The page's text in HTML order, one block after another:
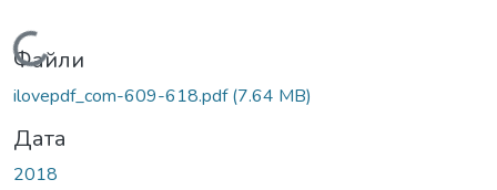
Вантажиться...
Файли
ilovepdf_com-609-618.pdf(7.64 MB)
Дата
2018